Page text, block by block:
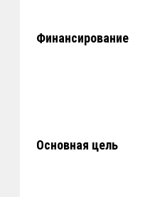
Финансирование
Основная цель